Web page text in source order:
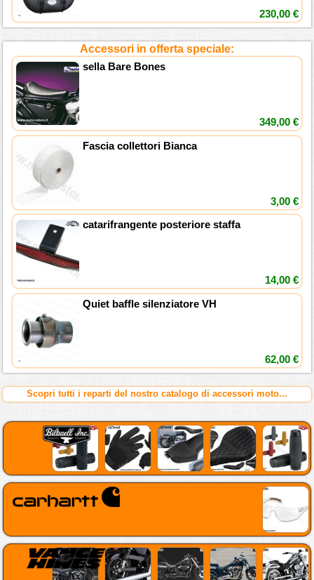
230,00 €
Accessori in offerta speciale:
sella Bare Bones
349,00 €
Fascia collettori Bianca
3,00 €
catarifrangente posteriore staffa
14,00 €
Quiet baffle silenziatore VH
62,00 €
Scopri tutti i reparti del nostro catalogo di accessori moto...